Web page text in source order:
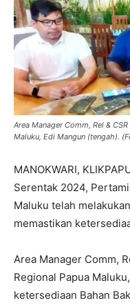
Area Manager Comm, Rel &
Maluku, Edi Mangun (tengah).
MANOKWARI,
Serentak 2024,
Maluku telah
memastikan
Area Manager Comm,
Regional Papua
ketersediaan Bahan